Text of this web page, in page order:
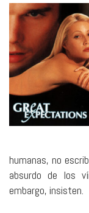
humanas, no
absurdo de los
embargo, insisten.